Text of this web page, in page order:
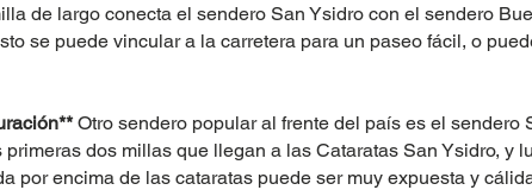
de largo conecta el sendero San Ysidro con el sendero
se puede vincular a la carretera para un paseo fácil, o
Otro sendero popular al frente del país es el sendero
dos millas que llegan a las Cataratas San Ysidro, y
por encima de las cataratas puede ser muy expuesta y